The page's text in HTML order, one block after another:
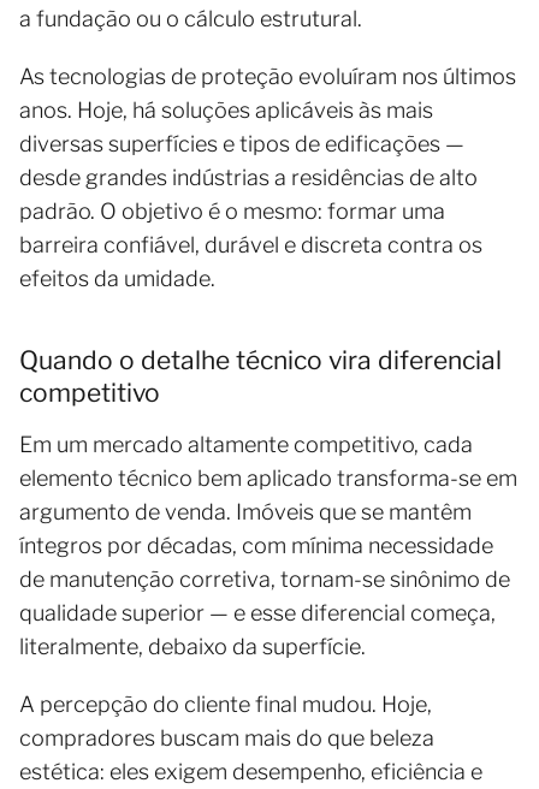
a fundação ou o cálculo estrutural.
As tecnologias de proteção evoluíram nos últimos
anos. Hoje, há soluções aplicáveis às mais
diversas superfícies e tipos de edificações —
desde grandes indústrias a residências de alto
padrão. O objetivo é o mesmo: formar uma
barreira confiável, durável e discreta contra os
efeitos da umidade.
Quando o detalhe técnico vira diferencial
competitivo
Em um mercado altamente competitivo, cada
elemento técnico bem aplicado transforma-se em
argumento de venda. Imóveis que se mantêm
íntegros por décadas, com mínima necessidade
de manutenção corretiva, tornam-se sinônimo de
qualidade superior — e esse diferencial começa,
literalmente, debaixo da superfície.
A percepção do cliente final mudou. Hoje,
compradores buscam mais do que beleza
estética: eles exigem desempenho, eficiência e